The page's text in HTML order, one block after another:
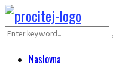
Search
Naslovna